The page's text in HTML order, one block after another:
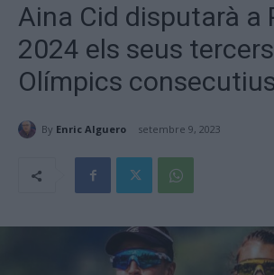
Aina Cid disputarà a
2024 els seus
Olímpics
By Enric Alguero setembre 9, 2023